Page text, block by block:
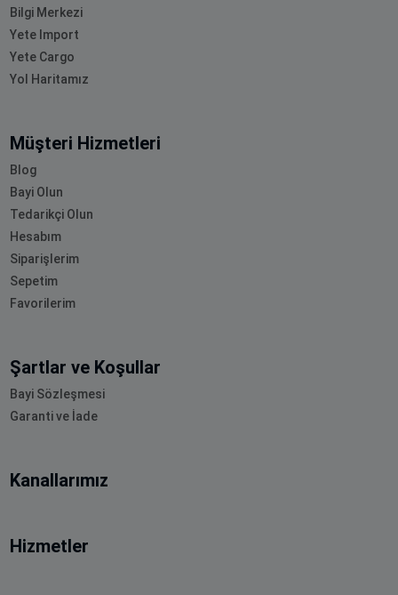
Bilgi Merkezi
Yete Import
Yete Cargo
Yol Haritamız
Müşteri Hizmetleri
Blog
Bayi Olun
Tedarikçi Olun
Hesabım
Siparişlerim
Sepetim
Favorilerim
Şartlar ve Koşullar
Bayi Sözleşmesi
Garanti ve İade
Kanallarımız
Hizmetler